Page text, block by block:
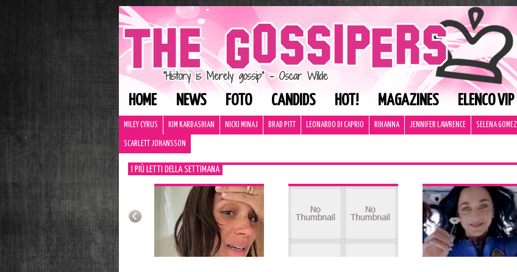
HOME NEWS FOTO CANDIDS HOT! MAGAZINES ELENCO VIP
MILEY CYRUS KIM KARDASHIAN NICKI MINAJ BRAD PITT LEONARDO DI CAPRIO RIHANNA JENNIFER LAWRENCE SELENA GOMEZ
SCARLETT JOHANSSON
I PIÙ LETTI DELLA SETTIMANA